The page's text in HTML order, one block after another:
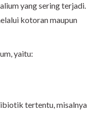
yang sering terjadi.
kotoran maupun
yaitu:
tertentu, misalnya